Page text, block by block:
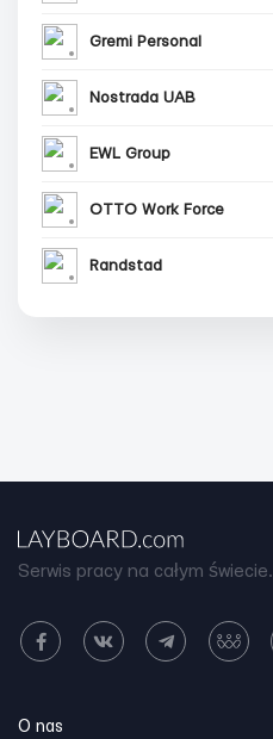
Gremi Personal
Nostrada UAB
EWL Group
OTTO Work Force
Randstad
Serwis pracy na całym świecie.
O nas